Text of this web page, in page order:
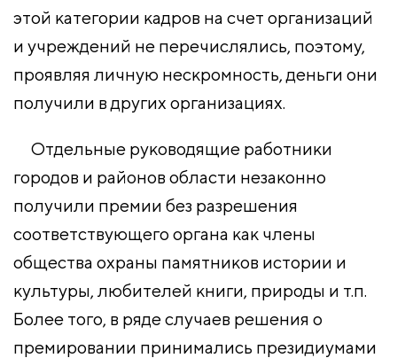
этой категории кадров на счет организаций
и учреждений не перечислялись, поэтому,
проявляя личную нескромность, деньги они
получили в других организациях.
Отдельные руководящие работники
городов и районов области незаконно
получили премии без разрешения
соответствующего органа как члены
общества охраны памятников истории и
культуры, любителей книги, природы и т.п.
Более того, в ряде случаев решения о
премировании принимались президиумами